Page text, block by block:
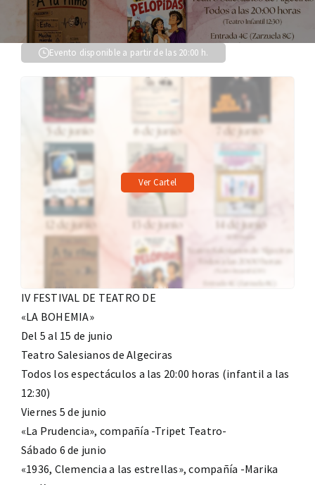
Evento disponible a partir de las 20:00 h.
IV FESTIVAL DE TEATRO DE
«LA BOHEMIA»
Del 5 al 15 de junio
Teatro Salesianos de Algeciras
Todos los espectáculos a las 20:00 horas (infantil a las
12:30)
Viernes 5 de junio
«La Prudencia», compañía -Tripet Teatro-
Sábado 6 de junio
«1936, Clemencia a las estrellas», compañía -Marika
Ver Cartel